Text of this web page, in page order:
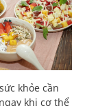
khỏe cần
khi cơ thể